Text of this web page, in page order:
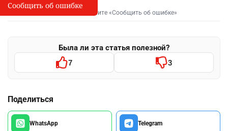
I
Сообщить об опечатке
Выделите фрагмент и нажмите «Сообщить об ошибке»
Была ли эта статья полезной?
7 3
Поделиться
WhatsApp Telegram
Сообщить об ошибке